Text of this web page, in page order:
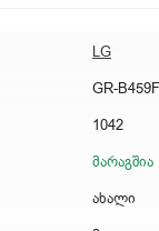
LG
GR-
1042
მარაგშია
ახალი